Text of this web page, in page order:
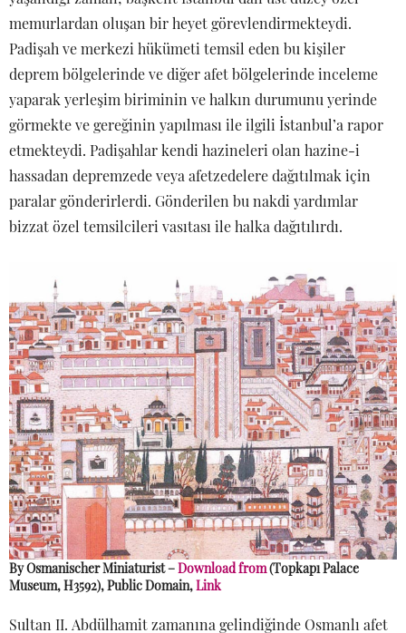
memurlardan oluşan bir heyet görevlendirmekteydi.
Padişah ve merkezi hükümeti temsil eden bu kişiler
deprem bölgelerinde ve diğer afet bölgelerinde inceleme
yaparak yerleşim biriminin ve halkın durumunu yerinde
görmekte ve gereğinin yapılması ile ilgili İstanbul’a rapor
etmekteydi. Padişahlar kendi hazineleri olan hazine-i
hassadan depremzede veya afetzedelere dağıtılmak için
paralar gönderirlerdi. Gönderilen bu nakdi yardımlar
bizzat özel temsilcileri vasıtası ile halka dağıtılırdı.
By Osmanischer Miniaturist –Download from(Topkapı Palace
Museum, H3592), Public Domain,Link
Sultan II. Abdülhamit zamanına gelindiğinde Osmanlı afet